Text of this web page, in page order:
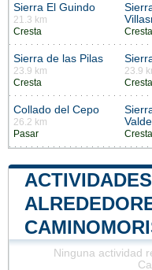
Sierra El Guindo
21.3 km
Cresta
Cresta
Sierra de las Pilas
23.9 km
Cresta
23.9
Cresta
Collado del Cepo
26.2 km
Pasar
Cresta
Ninguna actividad